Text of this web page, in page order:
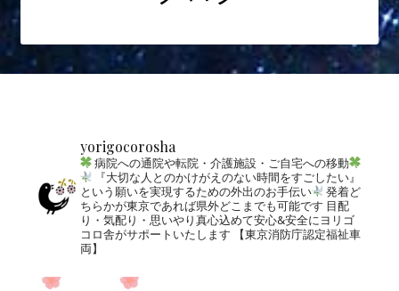
yorigocorosha
病院への通院や転院・介護施設・ご自宅への移動
『大切な人とのかけがえのない時間をすごしたい』
という願いを実現するための外出のお手伝い
発着ど
ちらかが東京であれば県外どこまでも可能です 目配
り・気配り・思いやり真心込めて安心&安全にヨリゴ
コロ舎がサポートいたします 【東京消防庁認定福祉車
両】